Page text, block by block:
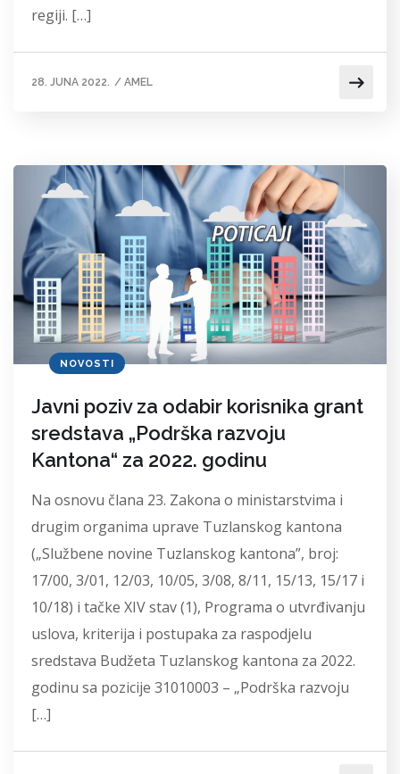
regiji. […]
28. JUNA 2022. / AMEL
NOVOSTI
Javni poziv za odabir korisnika grant
sredstava „Podrška razvoju
Kantona“ za 2022. godinu
Na osnovu člana 23. Zakona o ministarstvima i
drugim organima uprave Tuzlanskog kantona
(„Službene novine Tuzlanskog kantona”, broj:
17/00, 3/01, 12/03, 10/05, 3/08, 8/11, 15/13, 15/17 i
10/18) i tačke XIV stav (1), Programa o utvrđivanju
uslova, kriterija i postupaka za raspodjelu
sredstava Budžeta Tuzlanskog kantona za 2022.
godinu sa pozicije 31010003 – „Podrška razvoju
[…]